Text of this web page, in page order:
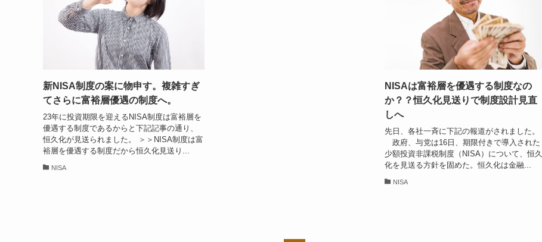
新NISA制度の案に物申す。複雑すぎ
てさらに富裕層優遇の制度へ。
23年に投資期限を迎えるNISA制度は富裕層を
優遇する制度であるからと下記記事の通り、
恒久化が見送られました。 ＞＞NISA制度は富
裕層を優遇する制度だから恒久化見送り...
NISA
NISAは富裕層を優遇する制度なの
か？？恒久化見送りで制度設計見直
しへ
先日、各社一斉に下記の報道がされました。
政府、与党は16日、期限付きで導入された
少額投資非課税制度（NISA）について、恒久
化を見送る方針を固めた。恒久化は金融...
NISA